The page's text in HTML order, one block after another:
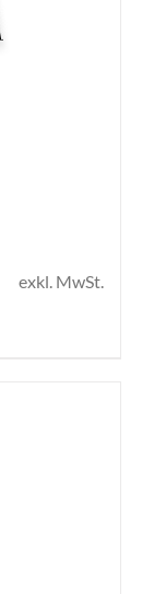
exkl. MwSt.